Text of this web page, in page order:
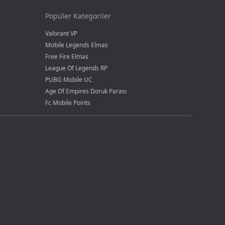
Popüler Kategoriler
Valorant VP
Mobile Legends Elmas
Free Fire Elmas
League Of Legends RP
PUBG Mobile UC
Age Of Empires Doruk Parası
Fc Mobile Points